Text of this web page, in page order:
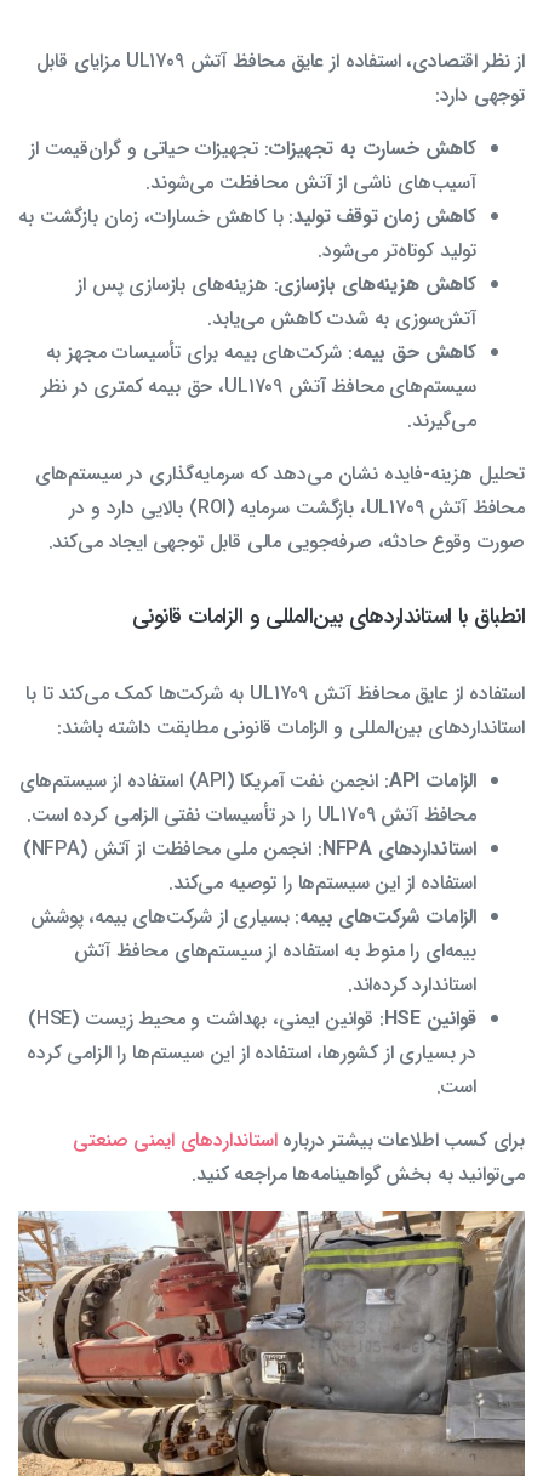
از نظر اقتصادی، استفاده از عایق محافظ آتش UL1709 مزایای قابل
توجهی دارد:
کاهش خسارت به تجهیزات: تجهیزات حیاتی و گران‌قیمت از
آسیب‌های ناشی از آتش محافظت می‌شوند.
کاهش زمان توقف تولید: با کاهش خسارات، زمان بازگشت به
تولید کوتاه‌تر می‌شود.
کاهش هزینه‌های بازسازی: هزینه‌های بازسازی پس از
آتش‌سوزی به شدت کاهش می‌یابد.
کاهش حق بیمه: شرکت‌های بیمه برای تأسیسات مجهز به
سیستم‌های محافظ آتش UL1709، حق بیمه کمتری در نظر
می‌گیرند.
تحلیل هزینه-فایده نشان می‌دهد که سرمایه‌گذاری در سیستم‌های
محافظ آتش UL1709، بازگشت سرمایه (ROI) بالایی دارد و در
صورت وقوع حادثه، صرفه‌جویی مالی قابل توجهی ایجاد می‌کند.
انطباق با استانداردهای بین‌المللی و الزامات قانونی
استفاده از عایق محافظ آتش UL1709 به شرکت‌ها کمک می‌کند تا با
استانداردهای بین‌المللی و الزامات قانونی مطابقت داشته باشند:
الزامات API
: انجمن نفت آمریکا (API) استفاده از سیستم‌های
محافظ آتش UL1709 را در تأسیسات نفتی الزامی کرده است.
استانداردهای NFPA
: انجمن ملی محافظت از آتش (NFPA)
استفاده از این سیستم‌ها را توصیه می‌کند.
الزامات شرکت‌های بیمه: بسیاری از شرکت‌های بیمه، پوشش
بیمه‌ای را منوط به استفاده از سیستم‌های محافظ آتش
استاندارد کرده‌اند.
قوانین HSE
: قوانین ایمنی، بهداشت و محیط زیست (HSE)
در بسیاری از کشورها، استفاده از این سیستم‌ها را الزامی کرده
است.
برای کسب اطلاعات بیشتر دربارهاستانداردهای ایمنی صنعتی
می‌توانید به بخش گواهینامه‌ها مراجعه کنید.